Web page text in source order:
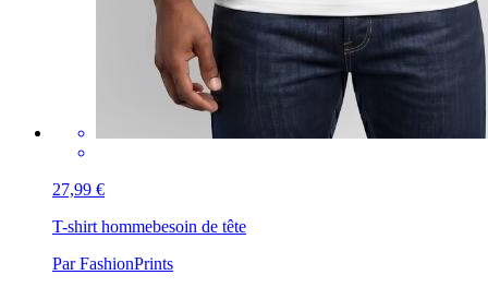
27,99 €
T-shirt hommebesoin de tête
Par FashionPrints